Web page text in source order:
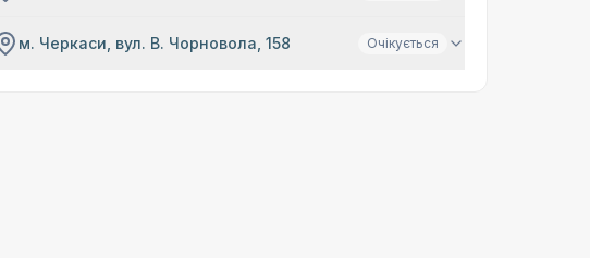
м. Черкаси, вул. В. Чорновола, 158 Очікується